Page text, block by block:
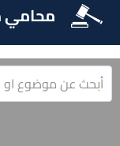
محامي